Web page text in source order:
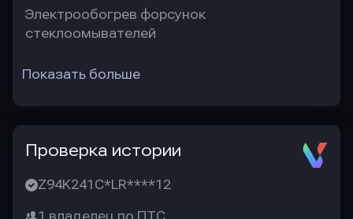
Электрообогрев форсунок
стеклоомывателей
Показать больше
Проверка истории
Z94K241C*LR****12